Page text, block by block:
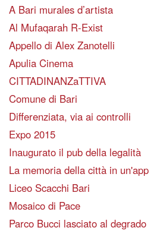
A Bari murales d’artista
Al Mufaqarah R-Exist
Appello di Alex Zanotelli
Apulia Cinema
CITTADINANZaTTIVA
Comune di Bari
Differenziata, via ai controlli
Expo 2015
Inaugurato il pub della legalità
La memoria della città in un'app
Liceo Scacchi Bari
Mosaico di Pace
Parco Bucci lasciato al degrado